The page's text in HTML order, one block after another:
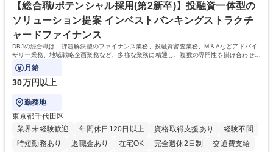
社員から頼られる存在になることができます。平均19:30の退勤以降の業
務の持ち帰りも禁止されており、メリハリのある働き方となります。 学
歴・資格 学歴：大学院 大学 高専 短大 語学力： 資格：
【総合職/ポテンシャル採用(第2新卒)】投融資一体型の
ソリューション提案 インベストバンキングストラクチ
ャードファイナンス
DBJの総合職は、課題解決型のファイナンス業務、投融資審査業務、M＆Aなどアドバイ
ザリー業務、地域戦略企画業務など、多様な業務に精通し、複数の専門性を掛け合わせて
広く社会に貢献していく職種です。
月給
30万円以上
勤務地
東京都千代田区
業界未経験歓迎
年間休日120日以上 資格取得支援あり
経験不問
時短勤務あり
退職金あり 在宅OK 完全週休2日制
交通費支給